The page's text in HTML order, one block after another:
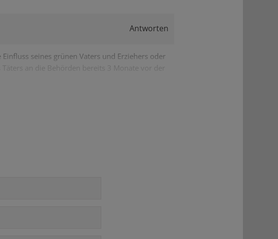
Antworten
seines grünen Vaters und Erziehers oder
an die Behörden bereits 3 Monate vor der